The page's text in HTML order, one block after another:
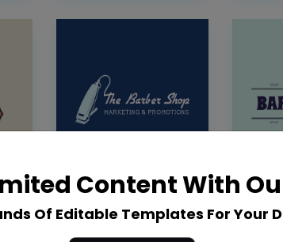
Content With
Of Editable Templates For Your